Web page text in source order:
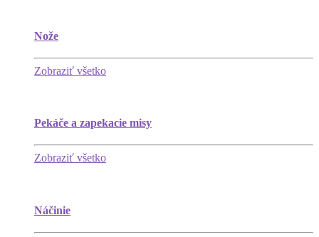
Nože
Zobraziť všetko
Pekáče a zapekacie misy
Zobraziť všetko
Náčinie